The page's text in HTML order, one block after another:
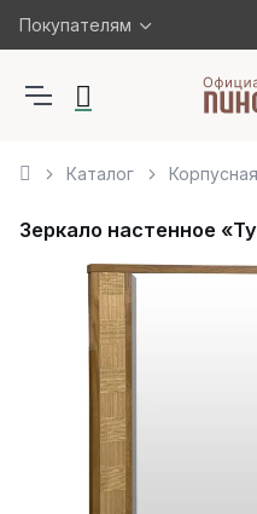
Покупателям
Каталог
Зеркало настенное